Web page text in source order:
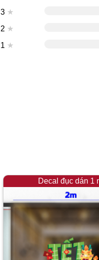
3 ★
2 ★
1 ★
Decal đục dán 1